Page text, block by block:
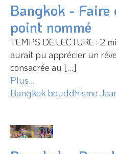
Bangkok - Faire
point nommé
TEMPS DE LECTURE : 2
aurait pu apprécier un
consacrée au […]
Plus…
Bangkok bouddhisme
5 mai 2017